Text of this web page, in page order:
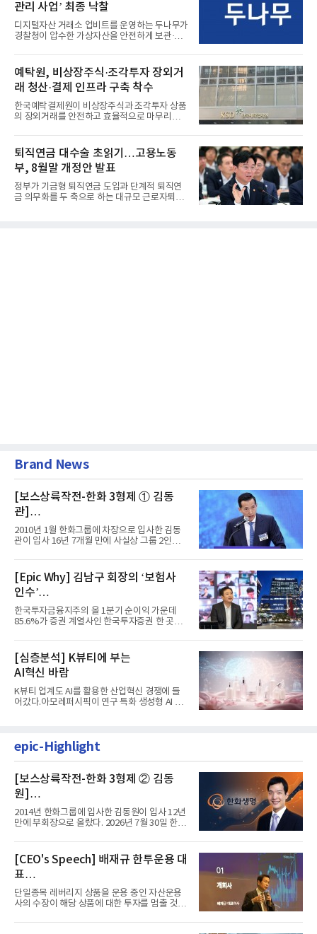
관리 사업’ 최종 낙찰
디지털자산 거래소 업비트를 운영하는 두나무가
경찰청이 압수한 가상자산을 안전하게 보관·관
예탁원, 비상장주식·조각투자 장외거
래 청산·결제 인프라 구축 착수
한국예탁결제원이 비상장주식과 조각투자 상품
의 장외거래를 안전하고 효율적으로 마무리하기
퇴직연금 대수술 초읽기…고용노동
부, 8월말 개정안 발표
정부가 기금형 퇴직연금 도입과 단계적 퇴직연
금 의무화를 두 축으로 하는 대규모 근로자퇴직
Brand News
[보스상륙작전-한화 3형제 ① 김동
관]
입사 16년 만에 수석부회장 … 경영승
계 ‘초읽기’
2010년 1월 한화그룹에 차장으로 입사한 김동
관이 입사 16년 7개월 만에 사실상 그룹 2인자
[Epic Why] 김남구 회장의 ‘보험사
인수’
발걸음이 신중해진 배경은?
한국투자금융지주의 올 1분기 순이익 가운데
85.6%가 증권 계열사인 한국투자증권 한 곳에
[심층분석] K뷰티에 부는
AI혁신 바람
K뷰티 업계도 AI를 활용한 산업혁신 경쟁에 들
어갔다.아모레퍼시픽이 연구 특화 생성형 AI 플
epic-Highlight
[보스상륙작전-한화 3형제 ② 김동
원]
입사 12년 만에 금융계열 수장 등극
2014년 한화그룹에 입사한 김동원이 입사 12년
만에 부회장으로 올랐다. 2026년 7월 30일 한화
[CEO's Speech] 배재규 한투운용 대
표
“개별종목 레버리지 투자 지금이라도
멈춰라”
단일종목 레버리지 상품을 운용 중인 자산운용
사의 수장이 해당 상품에 대한 투자를 멈출 것을